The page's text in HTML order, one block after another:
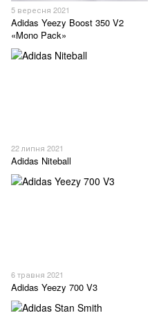
5 вересня 2021
Adidas Yeezy Boost 350 V2
«Mono Pack»
22 липня 2021
Adidas Niteball
6 травня 2021
Adidas Yeezy 700 V3